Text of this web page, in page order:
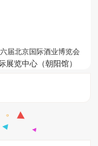
届北京国际酒业博览会
展览中心（朝阳馆）